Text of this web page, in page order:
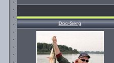
Doc-Serg